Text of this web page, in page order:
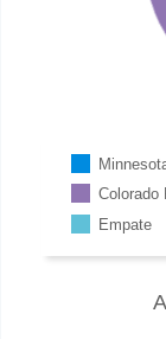
Colorado
Empate